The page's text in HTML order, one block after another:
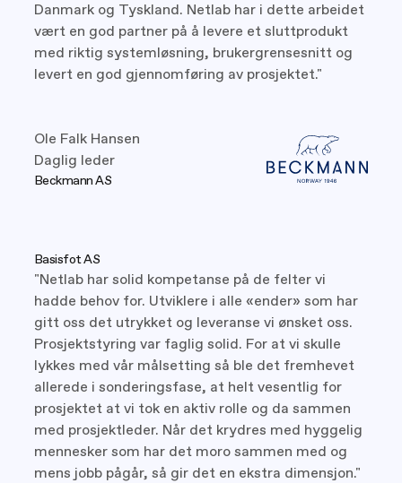
Danmark og Tyskland. Netlab har i dette arbeidet
vært en god partner på å levere et sluttprodukt
med riktig systemløsning, brukergrensesnitt og
levert en god gjennomføring av prosjektet."
Ole Falk Hansen
Daglig leder
Beckmann AS
Basisfot AS
"Netlab har solid kompetanse på de felter vi
hadde behov for. Utviklere i alle «ender» som har
gitt oss det utrykket og leveranse vi ønsket oss.
Prosjektstyring var faglig solid. For at vi skulle
lykkes med vår målsetting så ble det fremhevet
allerede i sonderingsfase, at helt vesentlig for
prosjektet at vi tok en aktiv rolle og da sammen
med prosjektleder. Når det krydres med hyggelig
mennesker som har det moro sammen med og
mens jobb pågår, så gir det en ekstra dimensjon."